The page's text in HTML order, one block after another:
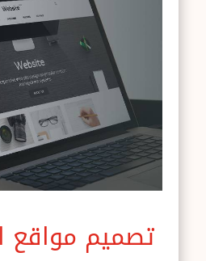
تصميم مواقع